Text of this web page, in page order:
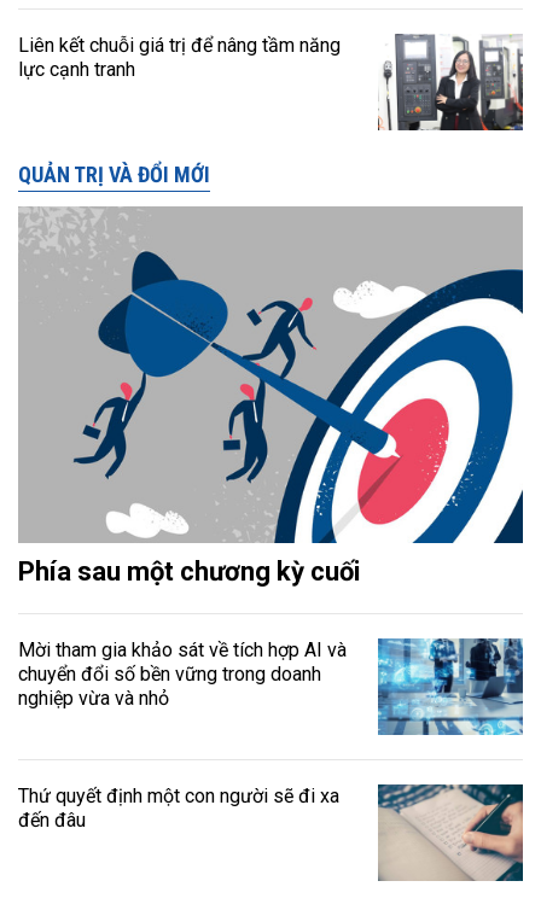
Liên kết chuỗi giá trị để nâng tầm năng
lực cạnh tranh
QUẢN TRỊ VÀ ĐỔI MỚI
Phía sau một chương kỳ cuối
Mời tham gia khảo sát về tích hợp AI và
chuyển đổi số bền vững trong doanh
nghiệp vừa và nhỏ
Thứ quyết định một con người sẽ đi xa
đến đâu